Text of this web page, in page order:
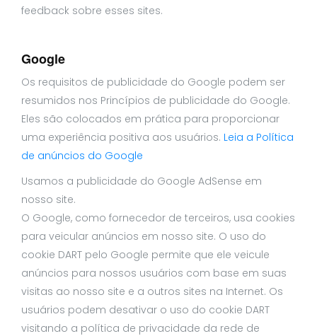
feedback sobre esses sites.
Google
Os requisitos de publicidade do Google podem ser
resumidos nos Princípios de publicidade do Google.
Eles são colocados em prática para proporcionar
uma experiência positiva aos usuários. Leia a Política
de anúncios do Google
Usamos a publicidade do Google AdSense em
nosso site.
O Google, como fornecedor de terceiros, usa cookies
para veicular anúncios em nosso site. O uso do
cookie DART pelo Google permite que ele veicule
anúncios para nossos usuários com base em suas
visitas ao nosso site e a outros sites na Internet. Os
usuários podem desativar o uso do cookie DART
visitando a política de privacidade da rede de